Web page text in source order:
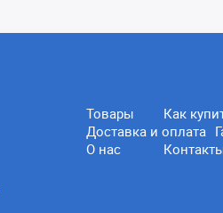
Товары
Как
Доставка и оплата
О нас